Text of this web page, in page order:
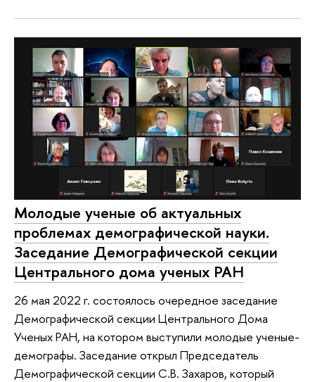
Молодые ученые об актуальных
проблемах демографической науки.
Заседание Демографической секции
Центрального дома ученых РАН
26 мая 2022 г. состоялось очередное заседание
Демографической секции Центрального Дома
Ученых РАН, на котором выступили молодые ученые-
демографы. Заседание открыл Председатель
Демографической секции С.В. Захаров, который